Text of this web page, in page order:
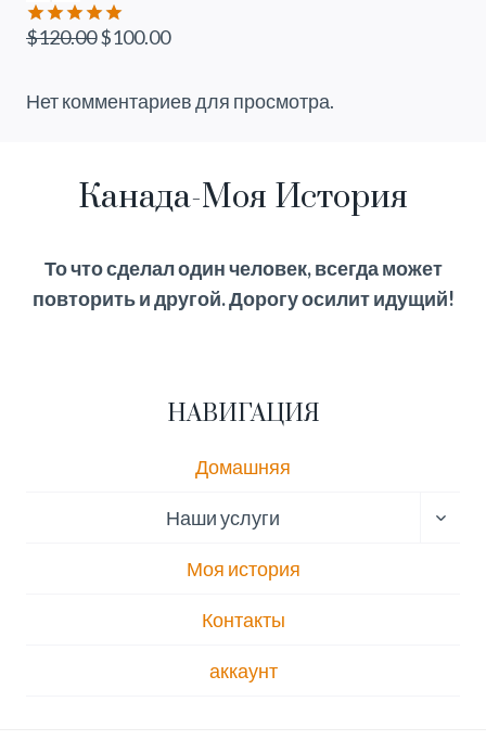
Оценка
$120.00 Первоначальная
составляла
$100.00Текущая
$100.00.
Нет комментариев для просмотра.
Канада-Моя История
То что сделал один человек, всегда может
повторить и другой. Дорогу осилит идущий!
НАВИГАЦИЯ
Домашняя
Наши услуги
Моя история
Контакты
аккаунт